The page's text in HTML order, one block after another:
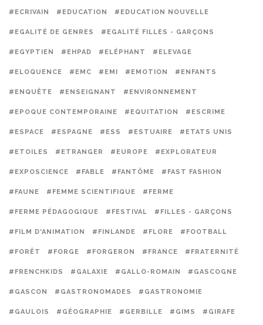
#ECRIVAIN #EDUCATION #EDUCATION NOUVELLE
#EGALITÉ DE GENRES #EGALITÉ FILLES - GARÇONS
#EGYPTIEN #EHPAD #ELÉPHANT #ELEVAGE
#ELOQUENCE #EMC #EMI #EMOTION #ENFANTS
#ENQUÊTE #ENSEIGNANT #ENVIRONNEMENT
#EPOQUE CONTEMPORAINE #EQUITATION #ESCRIME
#ESPACE #ESPAGNE #ESS #ESTUAIRE #ETATS UNIS
#ETOILES #ETRANGER #EUROPE #EXPLORATEUR
#EXPOSCIENCE #FABLE #FANTÔME #FAST FASHION
#FAUNE #FEMME SCIENTIFIQUE #FERME
#FERME PÉDAGOGIQUE #FESTIVAL #FILLES - GARÇONS
#FILM D'ANIMATION #FINLANDE #FLORE #FOOTBALL
#FORÊT #FORGE #FORGERON #FRANCE #FRATERNITÉ
#FRENCHKIDS #GALAXIE #GALLO-ROMAIN #GASCOGNE
#GASCON #GASTRONOMADES #GASTRONOMIE
#GAULOIS #GÉOGRAPHIE #GERBILLE #GIMS #GIRAFE